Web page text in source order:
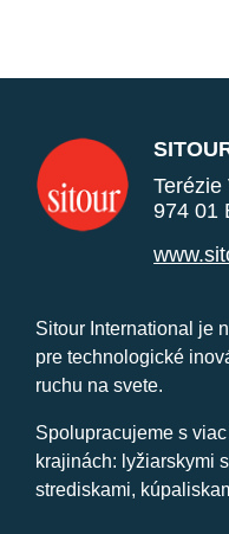
Terézie
974 01
Sitour International je
pre technologické
ruchu na svete.
Spolupracujeme s
krajinách: lyžiarskymi
strediskami,